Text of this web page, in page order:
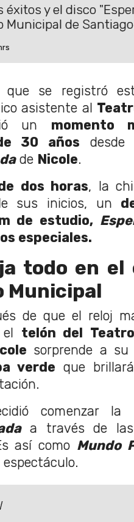
y el disco
Municipal de
se registró
asistente al
un momento
30 años desde
de Nicole.
dos horas, la
sus inicios, un
de estudio,
especiales.
todo en el
Municipal
de que el reloj
telón del
sorprende a
verde que
comenzar la
a través de las
así como Mundo